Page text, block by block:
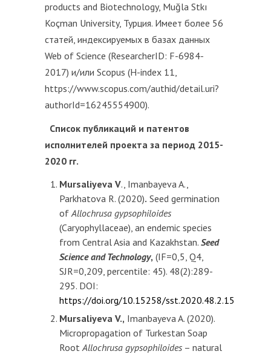
products and Biotechnology, Muğla Stkı
Koçman University, Турция. Имеет более 56
статей, индексируемых в базах данных
Web of Science (ResearcherID: F-6984-
2017) и/или Scopus (H-index 11,
https://www.scopus.com/authid/detail.uri?
authorId=16245554900).
Список публикаций и патентов
исполнителей проекта за период 2015-
2020 гг.
Mursaliyeva V., Imanbayeva A.,
Parkhatova R. (2020). Seed germination
ofAllochrusa gypsophiloides
(Caryophyllaceae), an endemic species
from Central Asia and Kazakhstan. Seed
Science and Technology, (IF=0,5, Q4,
SJR=0,209, percentile: 45). 48(2):289-
295. DOI:
https://doi.org/10.15258/sst.2020.48.2.15
Mursaliyeva V., Imanbayeva A. (2020).
Micropropagation of Turkestan Soap
RootAllochrusa gypsophiloides – natural